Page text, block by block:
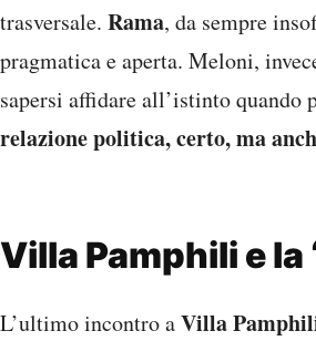
trasversale. Rama, da sempre
pragmatica e aperta. Meloni,
sapersi affidare all’istinto quando
relazione politica, certo, ma
Villa Pamphili e
L’ultimo incontro aVilla